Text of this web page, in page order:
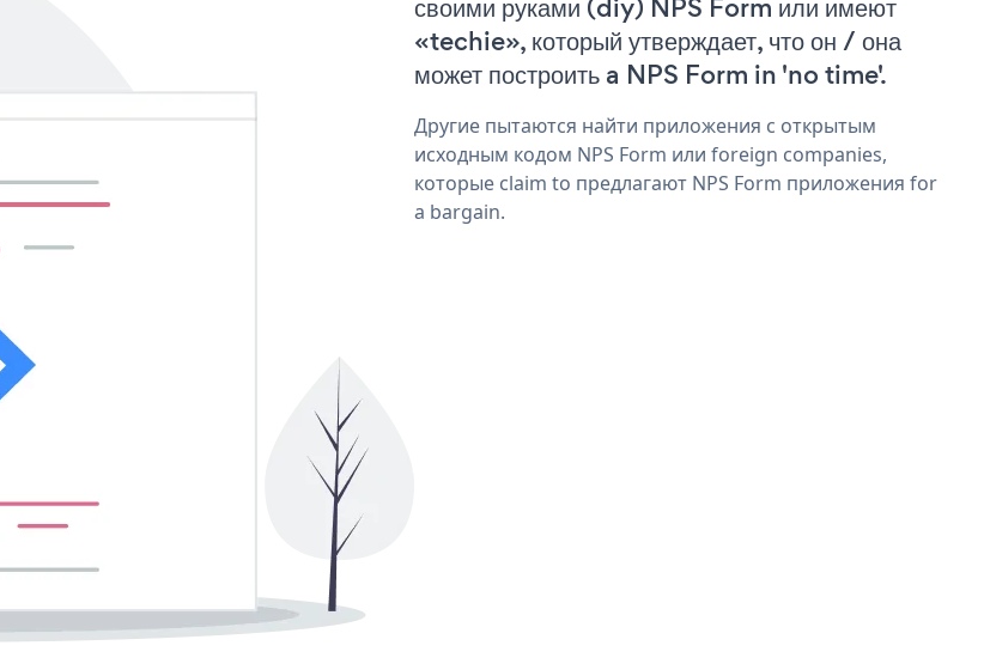
своими руками (diy) NPS Form или имеют
«techie», который утверждает, что он / она
может построить a NPS Form in 'no time'.
Другие пытаются найти приложения с открытым
исходным кодом NPS Form или foreign companies,
которые claim to предлагают NPS Form приложения for
a bargain.